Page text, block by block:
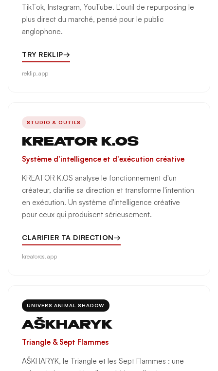
TikTok, Instagram, YouTube. L'outil de repurposing le
plus direct du marché, pensé pour le public
anglophone.
TRY REKLIP→
reklip.app
STUDIO & OUTILS
KREATOR K.OS
Système d'intelligence et d'exécution créative
KREATOR K.OS analyse le fonctionnement d'un
créateur, clarifie sa direction et transforme l'intention
en exécution. Un système d'intelligence créative
pour ceux qui produisent sérieusement.
CLARIFIER TA DIRECTION→
kreatoros.app
UNIVERS ANIMAL SHADOW
AŠKHARYK
Triangle & Sept Flammes
AŠKHARYK, le Triangle et les Sept Flammes : une